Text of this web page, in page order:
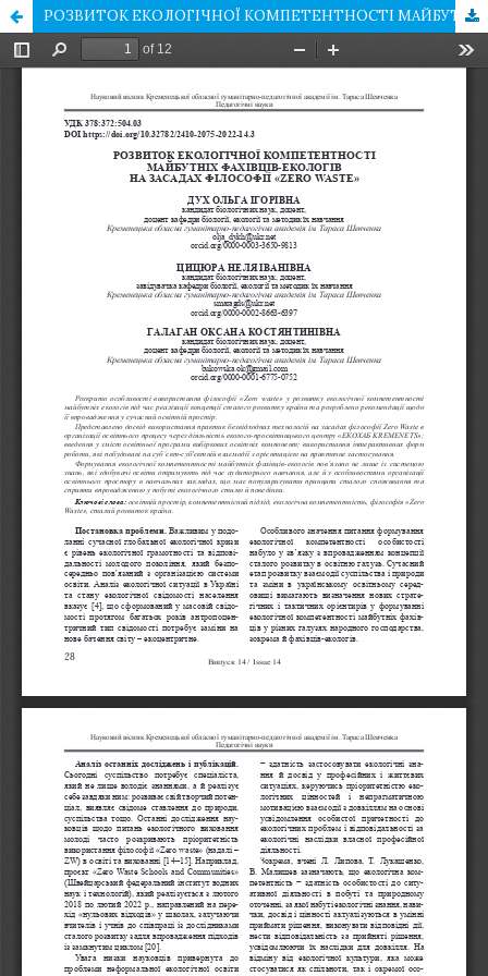
РОЗВИТОК ЕКОЛОГІЧНОЇ КОМПЕТЕНТНОСТІ МАЙБУТНІХ ФАХІВЦІВ-ЕКОЛОГІВ НА ЗАСАДАХ ФІЛОСОФІЇ «ZERO WASTE»